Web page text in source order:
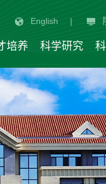
English |
培养 科学研究